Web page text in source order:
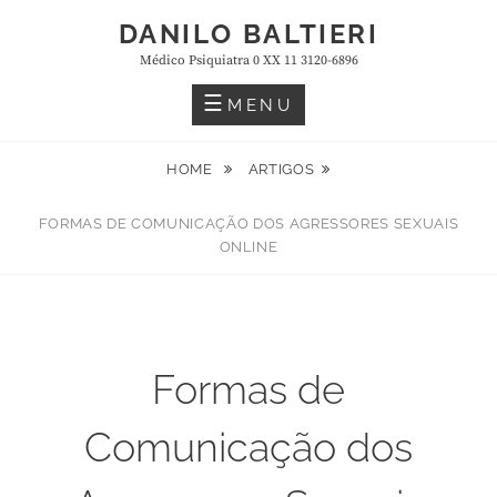
DANILO BALTIERI
Médico Psiquiatra 0 XX 11 3120-6896
MENU
HOME ARTIGOS
FORMAS DE COMUNICAÇÃO DOS AGRESSORES SEXUAIS
ONLINE
Formas de
Comunicação dos